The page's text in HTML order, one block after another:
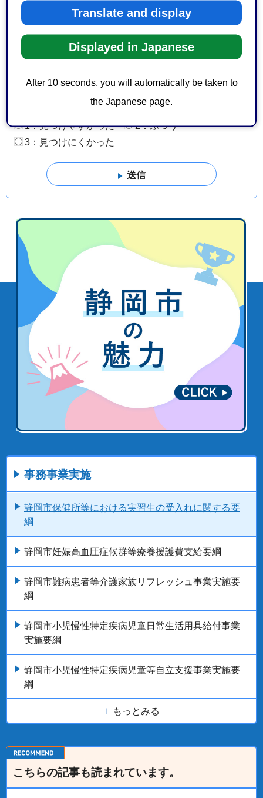
Translate and display
Displayed in Japanese
After 10 seconds, you will automatically be taken to
the Japanese page.
より良いウェブサイトにするためにみなさまのご意
見をお聞かせください
このページの情報は役に立ちましたか？
3：役に立たなかった
このページの情報は見つけやすかったですか？
1：見つけやすかった
2：ふつう
3：見つけにくかった
事務事業実施
静岡市保健所等における実習生の受入れに関する要
綱
静岡市妊娠高血圧症候群等療養援護費支給要綱
静岡市難病患者等介護家族リフレッシュ事業実施要
綱
静岡市小児慢性特定疾病児童日常生活用具給付事業
実施要綱
静岡市小児慢性特定疾病児童等自立支援事業実施要
綱
もっとみる
こちらの記事も読まれています。